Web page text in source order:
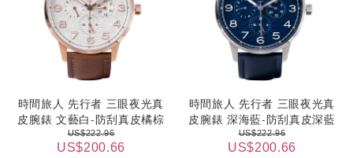
時間旅人 先行者 三眼夜光真
皮腕錶 文藝白-防刮真皮橘棕
US$222.96
US$200.66
時間旅人 先行者 三眼夜光真
皮腕錶 深海藍-防刮真皮深藍
US$222.96
US$200.66